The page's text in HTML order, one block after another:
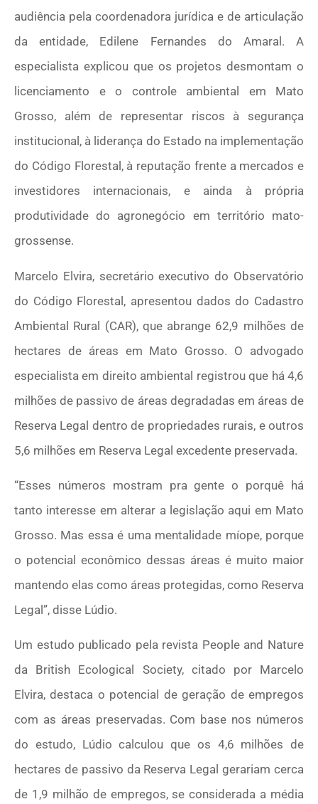
audiência pela coordenadora jurídica e de articulação
da entidade, Edilene Fernandes do Amaral. A
especialista explicou que os projetos desmontam o
licenciamento e o controle ambiental em Mato
Grosso, além de representar riscos à segurança
institucional, à liderança do Estado na implementação
do Código Florestal, à reputação frente a mercados e
investidores internacionais, e ainda à própria
produtividade do agronegócio em território mato-
grossense.
Marcelo Elvira, secretário executivo do Observatório
do Código Florestal, apresentou dados do Cadastro
Ambiental Rural (CAR), que abrange 62,9 milhões de
hectares de áreas em Mato Grosso. O advogado
especialista em direito ambiental registrou que há 4,6
milhões de passivo de áreas degradadas em áreas de
Reserva Legal dentro de propriedades rurais, e outros
5,6 milhões em Reserva Legal excedente preservada.
“Esses números mostram pra gente o porquê há
tanto interesse em alterar a legislação aqui em Mato
Grosso. Mas essa é uma mentalidade míope, porque
o potencial econômico dessas áreas é muito maior
mantendo elas como áreas protegidas, como Reserva
Legal”, disse Lúdio.
Um estudo publicado pela revista People and Nature
da British Ecological Society, citado por Marcelo
Elvira, destaca o potencial de geração de empregos
com as áreas preservadas. Com base nos números
do estudo, Lúdio calculou que os 4,6 milhões de
hectares de passivo da Reserva Legal gerariam cerca
de 1,9 milhão de empregos, se considerada a média